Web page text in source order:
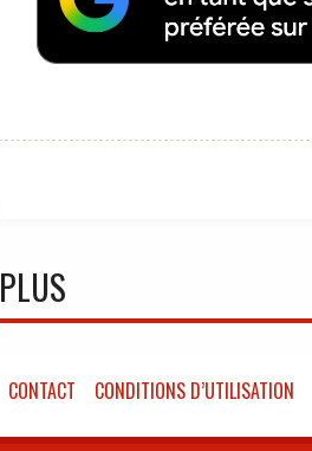
PLUS
CONTACT CONDITIONS D’UTILISATION